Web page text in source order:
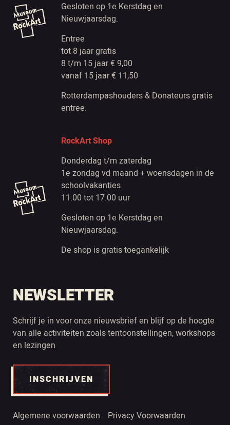
Gesloten op 1e Kerstdag en
Nieuwjaarsdag.
Entree
tot 8 jaar gratis
8 t/m 15 jaar € 9,00
vanaf 15 jaar € 11,50
Rotterdampashouders & Donateurs gratis
entree.
RockArt Shop
Donderdag t/m zaterdag
1e zondag vd maand + woensdagen in de
schoolvakanties
11.00 tot 17.00 uur
Gesloten op 1e Kerstdag en
Nieuwjaarsdag.
De shop is gratis toegankelijk
NEWSLETTER
Schrijf je in voor onze nieuwsbrief en blijf op de hoogte
van alle activiteiten zoals tentoonstellingen, workshops
en lezingen
INSCHRIJVEN
Algemene voorwaarden Privacy Voorwaarden